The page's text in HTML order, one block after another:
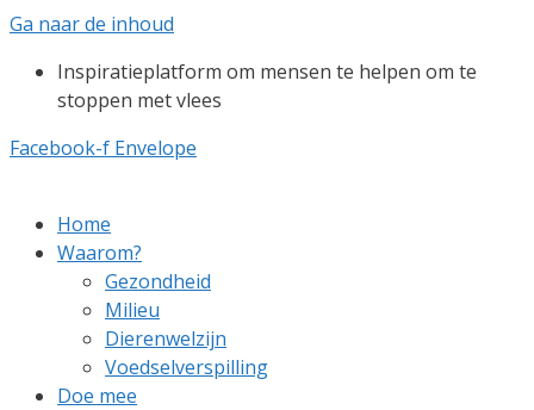
Ga naar de inhoud
Inspiratieplatform om mensen te helpen om te
stoppen met vlees
Facebook-f Envelope
Home
Waarom?
Gezondheid
Milieu
Dierenwelzijn
Voedselverspilling
Doe mee